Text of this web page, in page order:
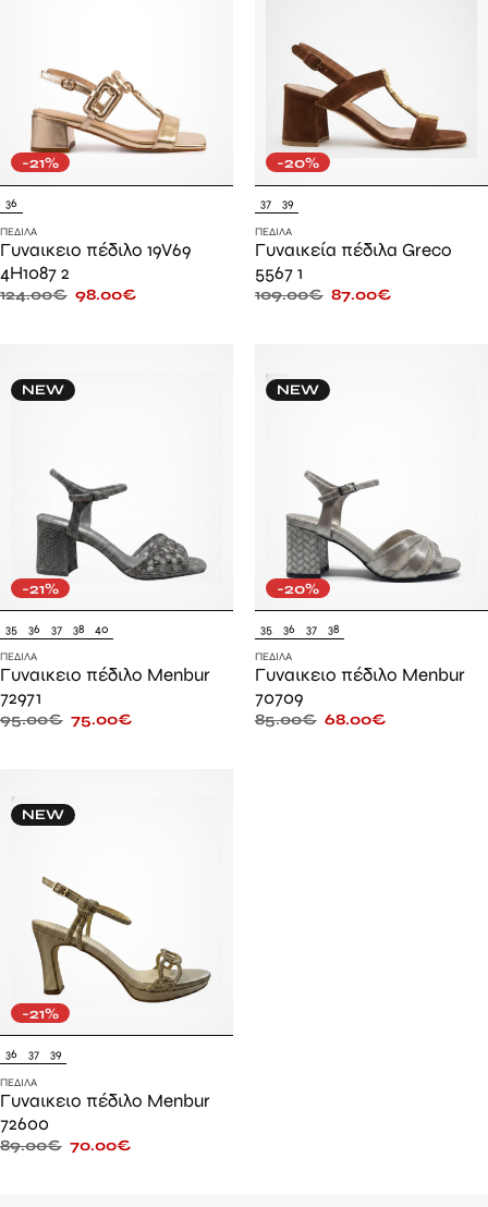
-21%
36
ΠΈΔΙΛΑ
Γυναικειο πέδιλο 19V69
4H1087 2
124.00€ 98.00€
-20%
37 39
ΠΈΔΙΛΑ
Γυναικεία πέδιλα Greco
5567 1
109.00€ 87.00€
NEW
-21%
35 36 37 38 40
ΠΈΔΙΛΑ
Γυναικειο πέδιλο Menbur
72971
95.00€ 75.00€
NEW
-20%
35 36 37 38
ΠΈΔΙΛΑ
Γυναικειο πέδιλο Menbur
70709
85.00€ 68.00€
NEW
-21%
36 37 39
ΠΈΔΙΛΑ
Γυναικειο πέδιλο Menbur
72600
89.00€ 70.00€